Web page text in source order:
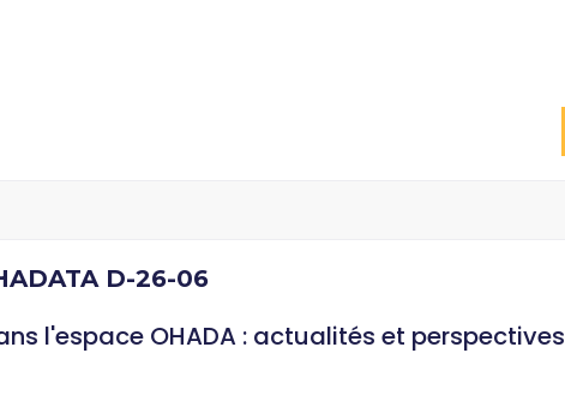
D-26-06
l'espace OHADA : actualités et perspectives